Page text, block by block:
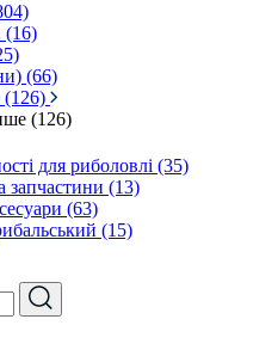
(16)
(66)
(126)
(126)
для риболовлі (35)
запчастини (13)
(63)
(15)